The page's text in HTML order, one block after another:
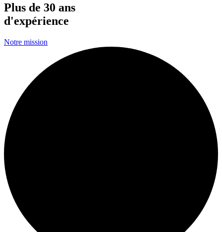
Plus de 30 ans
d'expérience
Notre mission